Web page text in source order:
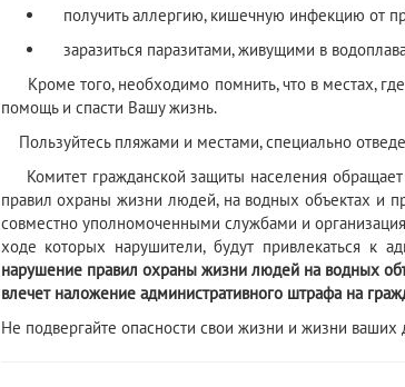
получить аллергию, кишечную инфекцию от
заразиться паразитами, живущими в
Кроме того, необходимо помнить, что в местах, где
помощь и спасти Вашу жизнь.
Пользуйтесь пляжами и местами, специально
Комитет гражданской защиты населения
правил охраны жизни людей, на водных объектах и
совместно уполномоченными службами и
ходе которых нарушители, будут привлекаться к
нарушение правил охраны жизни людей на водных
влечет наложение административного штрафа на
Не подвергайте опасности свои жизни и жизни ваших